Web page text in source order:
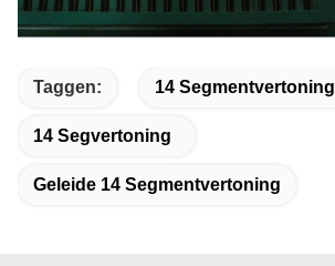
Taggen: 14 Segmentvertoning
14 Segvertoning
Geleide 14 Segmentvertoning